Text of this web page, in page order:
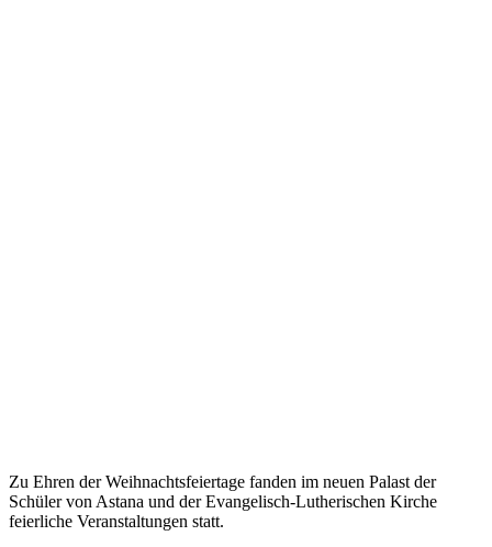
Zu Ehren der Weihnachtsfeiertage fanden im neuen Palast der
Schüler von Astana und der Evangelisch-Lutherischen Kirche
feierliche Veranstaltungen statt.